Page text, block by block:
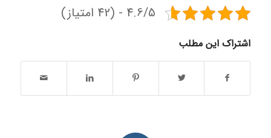
4.6/5 - (42 امتیاز)
اشتراک این مطلب